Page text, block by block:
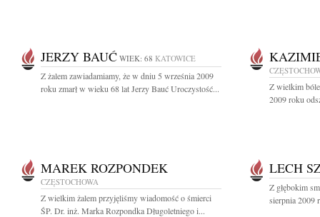
JERZY BAUĆ WIEK: 68 KATOWICE
Z żalem zawiadamiamy, że w dniu 5 września 2009
roku zmarł w wieku 68 lat Jerzy Bauć Uroczystość...
Z wielkim
2009 roku
MAREK ROZPONDEK
CZĘSTOCHOWA
Z wielkim żalem przyjęliśmy wiadomość o śmierci
ŚP. Dr. inż. Marka Rozpondka Długoletniego i...
LECH
Z głębokim
sierpnia 2009